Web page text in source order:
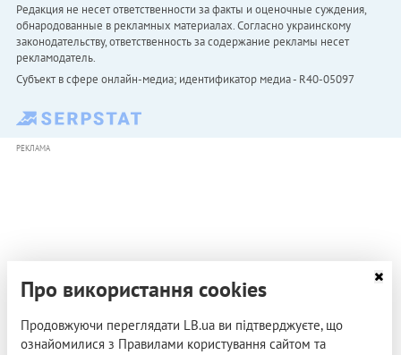
Редакция не несет ответственности за факты и оценочные суждения,
обнародованные в рекламных материалах. Согласно украинскому
законодательству, ответственность за содержание рекламы несет
рекламодатель.
Субъект в сфере онлайн-медиа; идентификатор медиа - R40-05097
РЕКЛАМА
Про використання cookies
Продовжуючи переглядати LB.ua ви підтверджуєте, що
ознайомилися з Правилами користування сайтом та